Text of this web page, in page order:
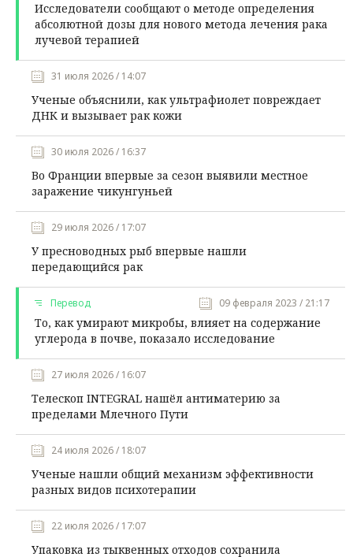
Исследователи сообщают о методе определения
абсолютной дозы для нового метода лечения рака
лучевой терапией
31 июля 2026 / 14:07
Ученые объяснили, как ультрафиолет повреждает
ДНК и вызывает рак кожи
30 июля 2026 / 16:37
Во Франции впервые за сезон выявили местное
заражение чикунгуньей
29 июля 2026 / 17:07
У пресноводных рыб впервые нашли
передающийся рак
Перевод 09 февраля 2023 / 21:17
То, как умирают микробы, влияет на содержание
углерода в почве, показало исследование
27 июля 2026 / 16:07
Телескоп INTEGRAL нашёл антиматерию за
пределами Млечного Пути
24 июля 2026 / 18:07
Ученые нашли общий механизм эффективности
разных видов психотерапии
22 июля 2026 / 17:07
Упаковка из тыквенных отходов сохранила